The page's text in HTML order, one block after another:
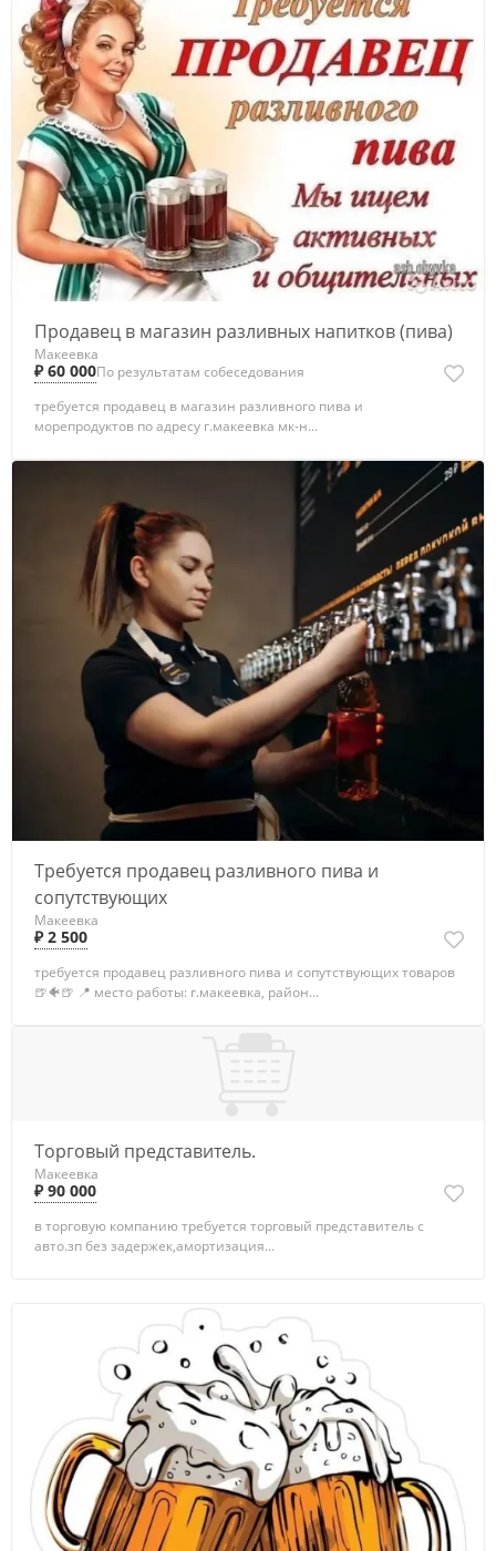
Продавец в магазин разливных напитков (пива)
Макеевка
₽ 60 000По результатам собеседования
требуется продавец в магазин разливного пива и
морепродуктов по адресу г.макеевка мк-н...
Требуется продавец разливного пива и
сопутствующих
Макеевка
₽ 2 500
требуется продавец разливного пива и сопутствующих товаров
🍺🐠🍺 📍 место работы: г.макеевка, район...
Торговый представитель.
Макеевка
₽ 90 000
в торговую компанию требуется торговый представитель с
авто.зп без задержек,амортизация...